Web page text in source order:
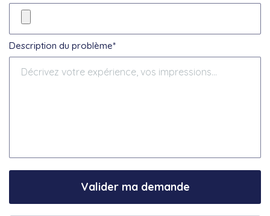
Description du problème*
Valider ma demande